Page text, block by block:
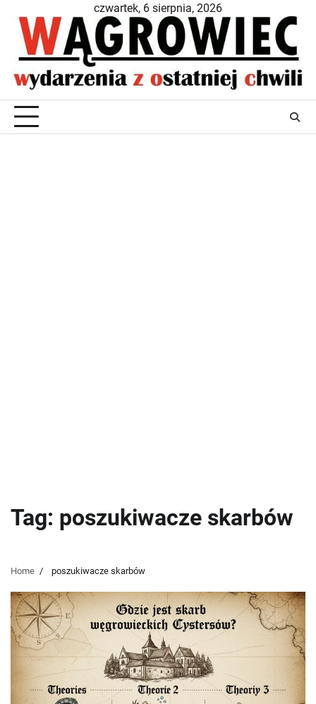
content
czwartek, 6 sierpnia, 2026
Tag: poszukiwacze skarbów
Home poszukiwacze skarbów